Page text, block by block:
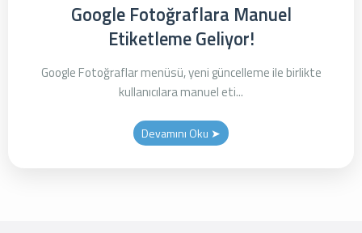
Google Fotoğraflara Manuel
Etiketleme Geliyor!
Google Fotoğraflar menüsü, yeni güncelleme ile birlikte
kullanıcılara manuel eti...
Devamını Oku ➤